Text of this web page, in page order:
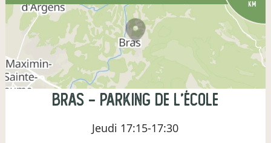
km
Bras - parking de l'école
Jeudi 17:15-17:30